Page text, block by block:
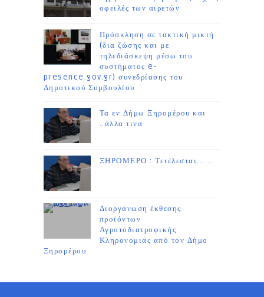
οφειλές των αιρετών
Πρόσκληση σε τακτική μικτή
(δια ζώσης και με
τηλεδιάσκεψη μέσω του
συστήματος e-
presence.gov.gr) συνεδρίασης του
Δημοτικού Συμβουλίου
Τα εν Δήμω Ξηρομέρου και
..άλλα τινα
ΞΗΡΟΜΕΡΟ : Τετέλεσται......
Διοργάνωση έκθεσης
προϊόντων
Αγροτοδιατροφικής
Κληρονομιάς από τον Δήμο
Ξηρομέρου